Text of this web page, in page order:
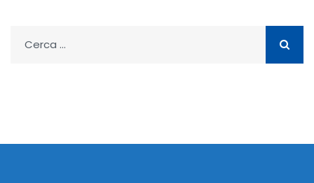
per: